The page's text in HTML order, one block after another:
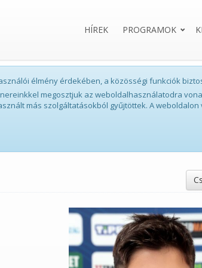
HÍREK PROGRAMOK
élmény érdekében, a közösségi funkciók
megosztjuk az weboldalhasználatodra
más szolgáltatásokból gyűjtöttek. A